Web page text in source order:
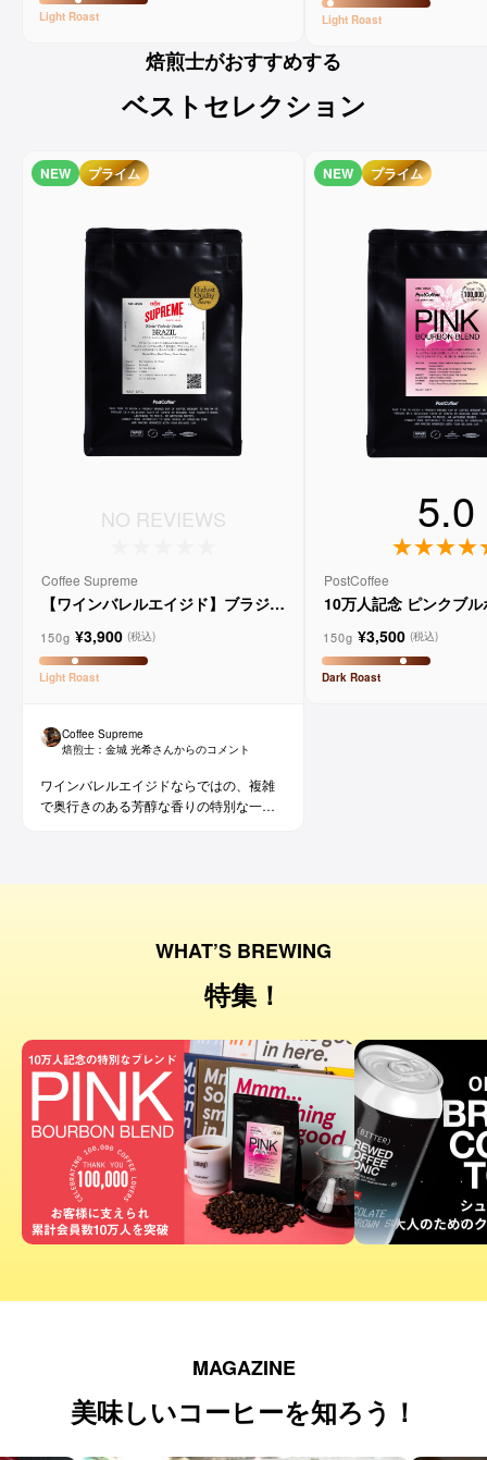
Light Roast Light Roast
焙煎士がおすすめする
ベストセレクション
NEW プライム
NO REVIEWS
Coffee Supreme
【ワインバレルエイジド】ブラジル
ョ
150g ¥3,900 (税込)
Light Roast
Coffee Supreme
焙煎士： 金城 光希さんからのコメント
ワインバレルエイジドならではの、複雑
で奥行きのある芳醇な香りの特別な一杯
NEW プライム
5.0
PostCoffee
10万人記念 ピンクブ
150g ¥3,500 (税込)
Dark Roast
WHAT’S BREWING
特集！
MAGAZINE
美味しいコーヒーを知ろう！